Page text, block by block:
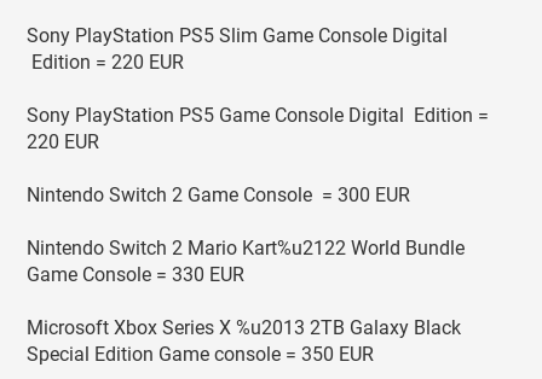
Sony PlayStation PS5 Slim Game Console Digital
Edition = 220 EUR
Sony PlayStation PS5 Game Console Digital Edition =
220 EUR
Nintendo Switch 2 Game Console = 300 EUR
Nintendo Switch 2 Mario Kart%u2122 World Bundle
Game Console = 330 EUR
Microsoft Xbox Series X %u2013 2TB Galaxy Black
Special Edition Game console = 350 EUR